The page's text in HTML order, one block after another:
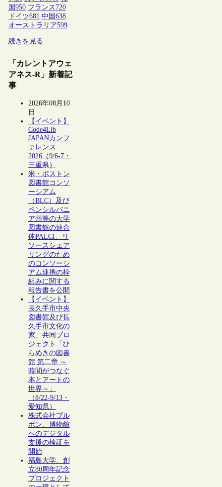
国 950 フランス 720
ドイツ681 中国 638
オーストラリア599
続きを見る
「カレントアウェ
アネス-R」新着記
事
2026年08月10
日
【イベント】
Code4Lib
JAPANカンフ
ァレンス
2026（9/6-7・
三重県）
米・ボストン
図書館コンソ
ーシアム
（BLC）及び
ペンシルバニ
ア州等の大学
図書館の連合
体PALCI、リ
ソースシェア
リングのため
のコンソーシ
アム連携の枠
組みに関する
報告書を公開
【イベント】
長久手市中央
図書館及び長
久手市文化の
家、共同プロ
ジェクト「ひ
らめきの図書
館 第二章 ～
時間がつなぐ
本とアートの
世界～」
（8/22-9/13・
愛知県）
株式会社ブル
ボン、博物館
へのデジタル
支援の検証を
開始
福島大学、創
立80周年記念
プロジェクト